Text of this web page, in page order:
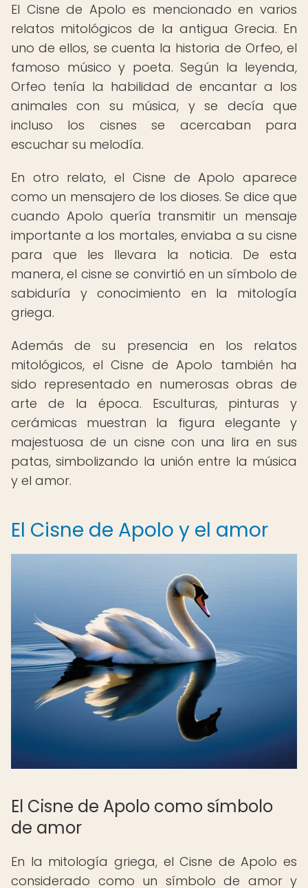
El Cisne de Apolo es mencionado en varios
relatos mitológicos de la antigua Grecia. En
uno de ellos, se cuenta la historia de Orfeo, el
famoso músico y poeta. Según la leyenda,
Orfeo tenía la habilidad de encantar a los
animales con su música, y se decía que
incluso los cisnes se acercaban para
escuchar su melodía.
En otro relato, el Cisne de Apolo aparece
como un mensajero de los dioses. Se dice que
cuando Apolo quería transmitir un mensaje
importante a los mortales, enviaba a su cisne
para que les llevara la noticia. De esta
manera, el cisne se convirtió en un símbolo de
sabiduría y conocimiento en la mitología
griega.
Además de su presencia en los relatos
mitológicos, el Cisne de Apolo también ha
sido representado en numerosas obras de
arte de la época. Esculturas, pinturas y
cerámicas muestran la figura elegante y
majestuosa de un cisne con una lira en sus
patas, simbolizando la unión entre la música
y el amor.
El Cisne de Apolo y el amor
El Cisne de Apolo como símbolo
de amor
En la mitología griega, el Cisne de Apolo es
considerado como un símbolo de amor y